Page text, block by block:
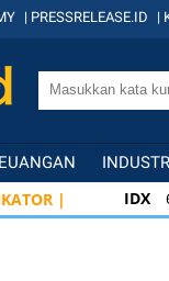
| PRESSRELEASE.ID |
| IDX